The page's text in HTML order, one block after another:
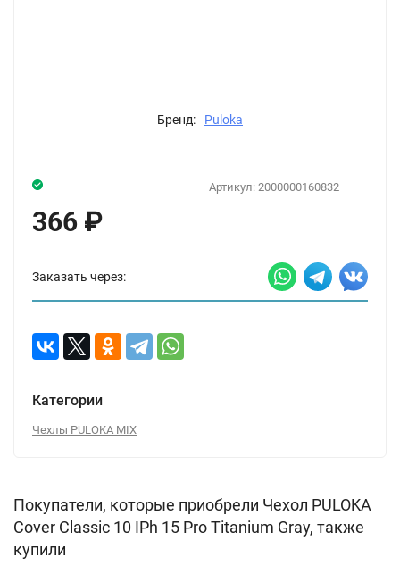
Бренд: Puloka
Артикул: 2000000160832
366 ₽
Заказать через:
Категории
Чехлы PULOKA MIX
Покупатели, которые приобрели Чехол PULOKA
Cover Classic 10 IPh 15 Pro Titanium Gray, также
купили